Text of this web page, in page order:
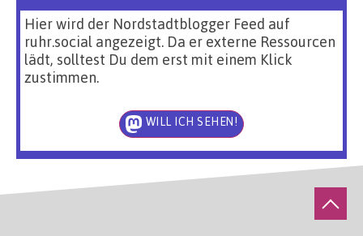
Hier wird der Nordstadtblogger Feed auf
ruhr.social angezeigt. Da er externe Ressourcen
lädt, solltest Du dem erst mit einem Klick
zustimmen.
WILL ICH SEHEN!